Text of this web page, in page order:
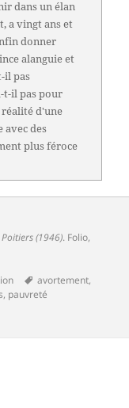
dans un élan
a vingt ans et
donner
alanguie et
il pas
t-il pas pour
réalité d'une
des
plus féroce
Poitiers (1946). Folio,
Mots-
clés
avortement,
, pauvreté